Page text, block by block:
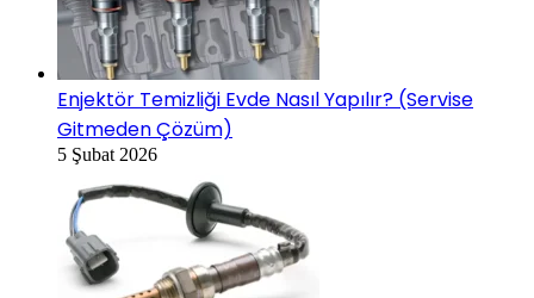
Enjektör Temizliği Evde Nasıl Yapılır? (Servise
Gitmeden Çözüm)
5 Şubat 2026